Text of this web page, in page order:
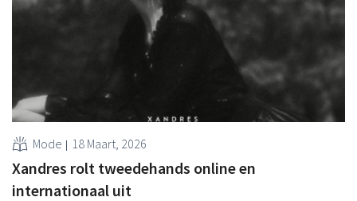
Mode 18 Maart, 2026
Xandres rolt tweedehands online en
internationaal uit